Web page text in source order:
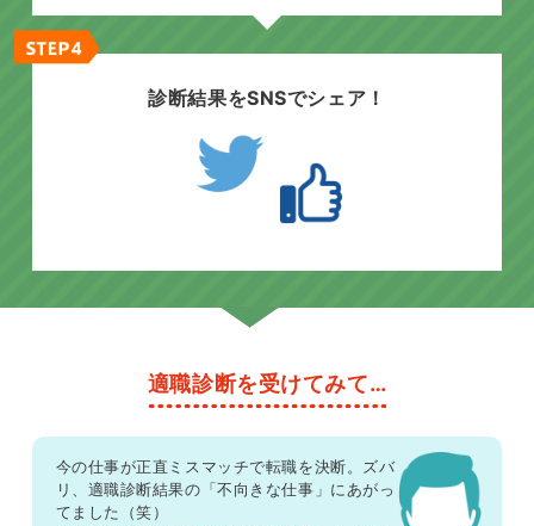
診断結果をSNSでシェア！
適職診断を受けてみて…
今の仕事が正直ミスマッチで転職を決断。ズバ
リ、適職診断結果の「不向きな仕事」にあがっ
てました（笑）